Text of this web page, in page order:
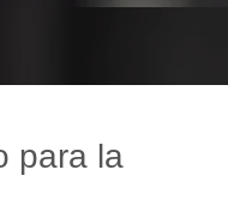
para la